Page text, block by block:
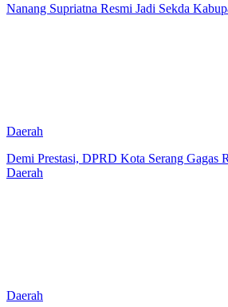
Nanang Supriatna Resmi Jadi Sekda
Daerah
Demi Prestasi, DPRD Kota Serang Gagas
Daerah
Daerah